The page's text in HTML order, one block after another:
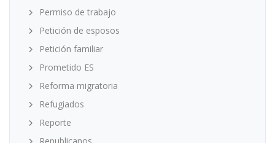
Permiso de trabajo
Petición de esposos
Petición familiar
Prometido ES
Reforma migratoria
Refugiados
Reporte
Republicanos